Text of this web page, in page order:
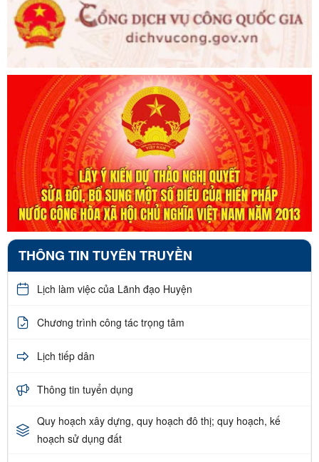
THÔNG TIN TUYÊN TRUYỀN
Lịch làm việc của Lãnh đạo Huyện
Chương trình công tác trọng tâm
Lịch tiếp dân
Thông tin tuyển dụng
Quy hoạch xây dựng, quy hoạch đô thị; quy hoạch, kế
hoạch sử dụng đất